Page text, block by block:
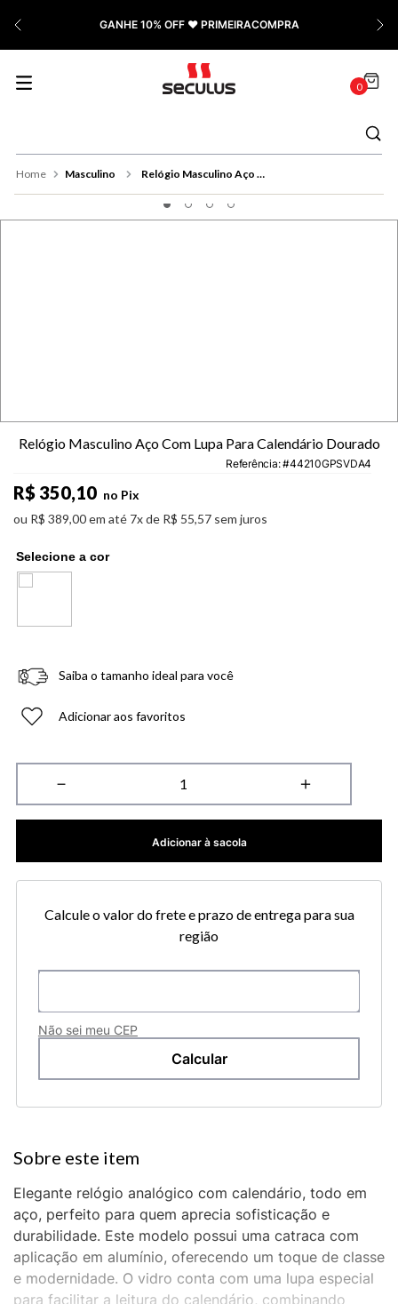
GANHE 10% OFF ❤️ PRIMEIRACOMPRA
0
Masculino Relógio Masculino Aço Com Lupa Para Calendário Dourado
Relógio Masculino Aço Com Lupa Para Calendário Dourado
Referência: 44210GPSVDA4
R$ 350,10 no Pix
ou R$ 389,00em até 7x de R$ 55,57 sem juros
Saiba o tamanho ideal para você
Adicionar aos favoritos
＋
－
Adicionar à sacola
Calcule o valor do frete e prazo de entrega para sua
região
Não sei meu CEP
Elegante relógio analógico com calendário, todo em
aço, perfeito para quem aprecia sofisticação e
durabilidade. Este modelo possui uma catraca com
aplicação em alumínio, oferecendo um toque de classe
e modernidade. O vidro conta com uma lupa especial
para facilitar a leitura do calendário, combinando
9º